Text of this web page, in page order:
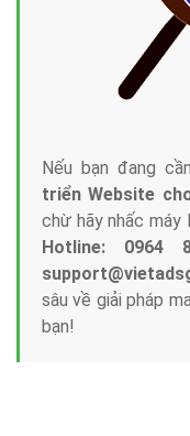
Nếu bạn đang
triển Website
chừ hãy nhấc máy
Hotline: 0964
sâu về giải pháp
bạn!